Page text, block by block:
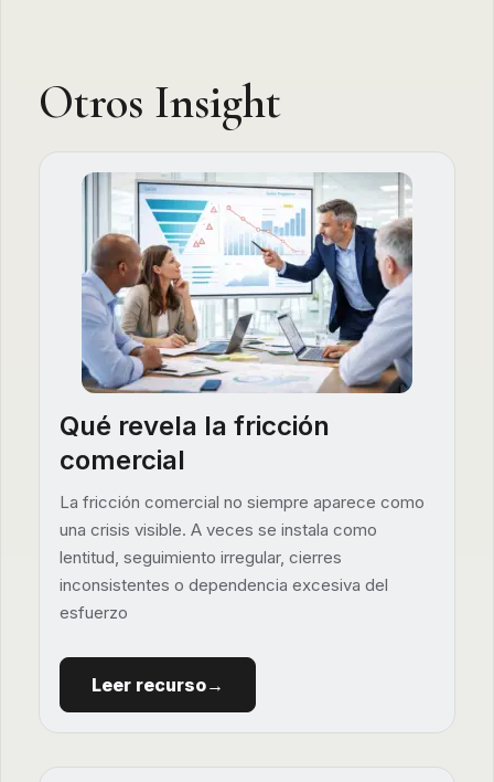
Otros Insight
Qué revela la fricción
comercial
La fricción comercial no siempre aparece como
una crisis visible. A veces se instala como
lentitud, seguimiento irregular, cierres
inconsistentes o dependencia excesiva del
esfuerzo
Leer recurso→